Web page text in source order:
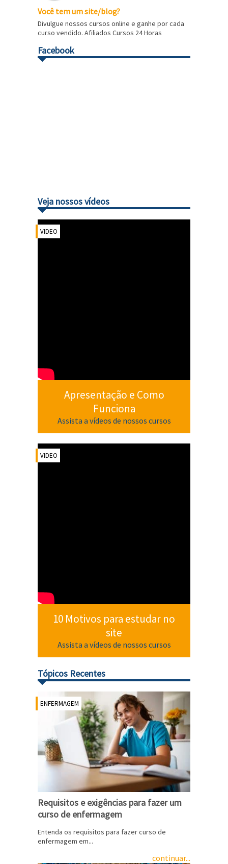
Você tem um site/blog?
Divulgue nossos cursos online e ganhe por cada
curso vendido. Afiliados Cursos 24 Horas
Facebook
Veja nossos vídeos
VIDEO
Apresentação e Como
Funciona
Assista a vídeos de nossos cursos
VIDEO
10 Motivos para estudar no
site
Assista a vídeos de nossos cursos
Tópicos Recentes
ENFERMAGEM
Requisitos e exigências para fazer um
curso de enfermagem
Entenda os requisitos para fazer curso de
enfermagem em...
continuar...